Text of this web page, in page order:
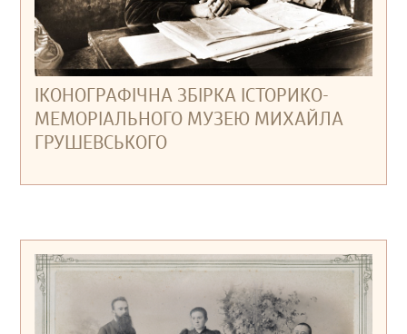
ІКОНОГРАФІЧНА ЗБІРКА ІСТОРИКО-
МЕМОРІАЛЬНОГО МУЗЕЮ МИХАЙЛА
ГРУШЕВСЬКОГО